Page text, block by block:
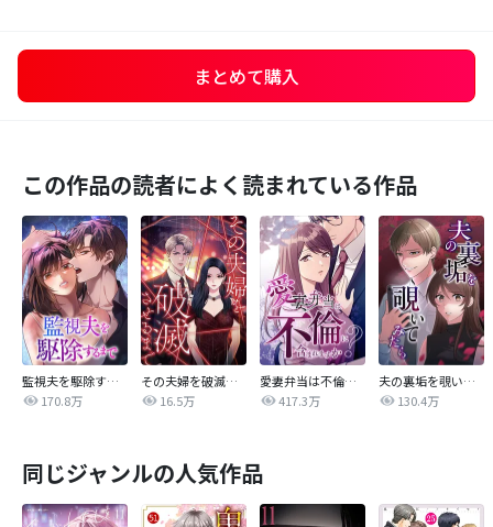
まとめて購入
この作品の読者によく読まれている作品
監視夫を駆除するまで
170.8万
その夫婦を破滅させるまで
16.5万
愛妻弁当は不倫に含まれますか？
417.3万
夫の裏垢を覗いてみたら
130.4万
同じジャンルの人気作品